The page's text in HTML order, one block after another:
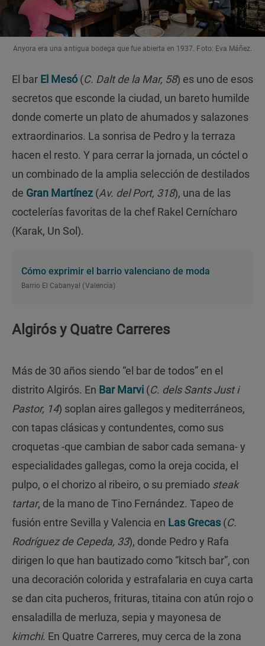
Anyora era una antigua bodega que fue abierta en 1937. Foto: Eva Máñez.
El bar El Mesó(C. Dalt de la Mar, 58) es uno de esos
secretos que esconde la ciudad, un bareto humilde
donde comerte un plato de ahumados y salazones
extraordinarios. La sonrisa de Pedro y la terraza
hacen el resto. Y para cerrar la jornada, un cóctel o
un combinado de la amplia selección de destilados
de Gran Martínez (Av. del Port, 318), una de las
coctelerías favoritas de la chef Rakel Cernícharo
(Karak, Un Sol).
Cómo exprimir el barrio valenciano de moda
Barrio El Cabanyal (Valencia)
Algirós y Quatre Carreres
Más de 30 años siendo “el bar de todos” en el
distrito Algirós. En Bar Marvi (C. dels Sants Just i
Pastor, 14) soplan aires gallegos y mediterráneos,
con tapas clásicas y contundentes, como sus
croquetas -que cambian de sabor cada semana- y
especialidades gallegas, como la oreja cocida, el
pulpo, o el chorizo al ribeiro, o su premiado steak
tartar, de la mano de Tino Fernández. Tapeo de
fusión entre Sevilla y Valencia en Las Grecas (C.
Rodríguez de Cepeda, 33), donde Pedro y Rafa
dirigen lo que han bautizado como “kitsch bar”, con
una decoración colorida y estrafalaria en cuya carta
se dan cita pucheros, frituras, titaina con atún rojo o
ensaladilla de merluza, sepia y mayonesa de
kimchi. En Quatre Carreres, muy cerca de la zona